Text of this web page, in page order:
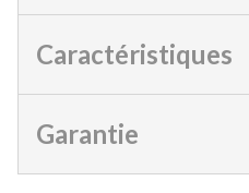
Caractéristiques
Garantie